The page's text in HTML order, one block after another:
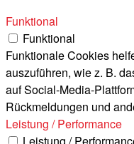
Funktional
Funktional
Funktionale Cookies
auszuführen, wie z. B.
auf Social-Media-
Rückmeldungen und
Leistung / Performance